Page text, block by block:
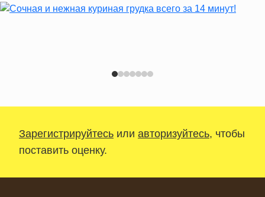
Зарегистрируйтесь или авторизуйтесь, чтобы
поставить оценку.